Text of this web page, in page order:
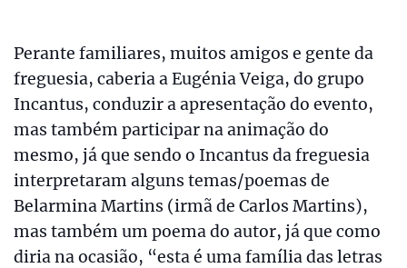
Perante familiares, muitos amigos e gente da
freguesia, caberia a Eugénia Veiga, do grupo
Incantus, conduzir a apresentação do evento,
mas também participar na animação do
mesmo, já que sendo o Incantus da freguesia
interpretaram alguns temas/poemas de
Belarmina Martins (irmã de Carlos Martins),
mas também um poema do autor, já que como
diria na ocasião, “esta é uma família das letras